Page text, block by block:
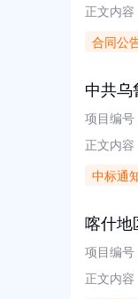
正文内容
合同公
中共
项目编号
正文内容
中标通
喀什地
项目编号
正文内容